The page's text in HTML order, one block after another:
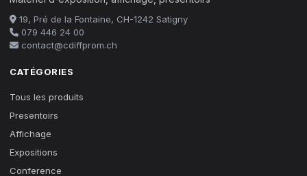
19, Pré de la Fontaine, CH-1242 Satigny
079 446 24 00
contact@cdiffprom.ch
CATÉGORIES
Tous les produits
Presentoirs
Affichage
Expositions
Conference